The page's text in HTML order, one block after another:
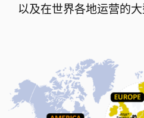
以及在世界各地运营的大